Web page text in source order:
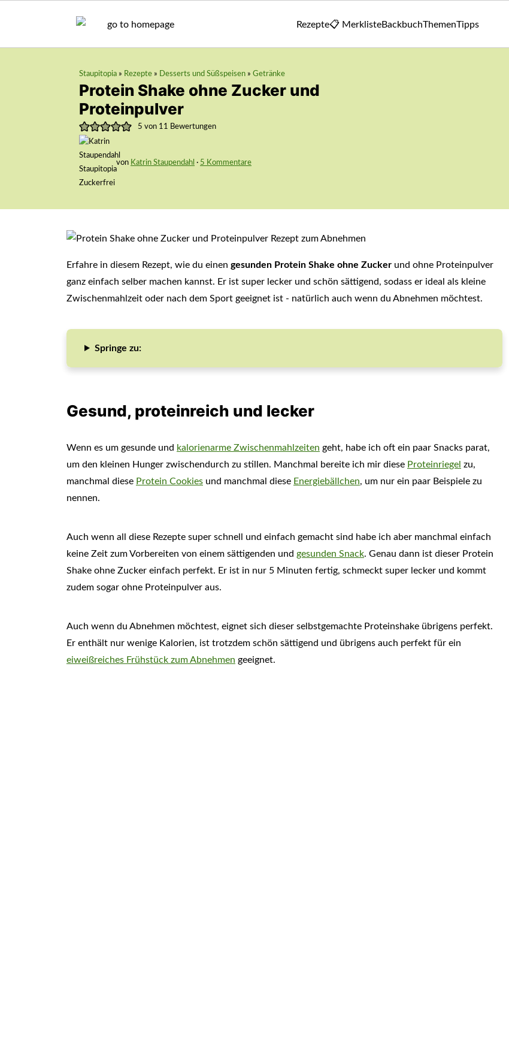
Rezepte📋 MerklisteBackbuchThemenTipps
Staupitopia » Rezepte » Desserts und Süßspeisen » Getränke
Protein Shake ohne Zucker und
Proteinpulver
5 von 11 Bewertungen
von Katrin Staupendahl · 5 Kommentare
Erfahre in diesem Rezept, wie du einen gesunden Protein Shake ohne Zucker und ohne Proteinpulver
ganz einfach selber machen kannst. Er ist super lecker und schön sättigend, sodass er ideal als kleine
Zwischenmahlzeit oder nach dem Sport geeignet ist - natürlich auch wenn du Abnehmen möchtest.
Springe zu:
Gesund, proteinreich und lecker
Wenn es um gesunde und kalorienarme Zwischenmahlzeiten geht, habe ich oft ein paar Snacks parat,
um den kleinen Hunger zwischendurch zu stillen. Manchmal bereite ich mir diese Proteinriegel zu,
manchmal diese Protein Cookies und manchmal diese Energiebällchen, um nur ein paar Beispiele zu
nennen.
Auch wenn all diese Rezepte super schnell und einfach gemacht sind habe ich aber manchmal einfach
keine Zeit zum Vorbereiten von einem sättigenden und gesunden Snack. Genau dann ist dieser Protein
Shake ohne Zucker einfach perfekt. Er ist in nur 5 Minuten fertig, schmeckt super lecker und kommt
zudem sogar ohne Proteinpulver aus.
Auch wenn du Abnehmen möchtest, eignet sich dieser selbstgemachte Proteinshake übrigens perfekt.
Er enthält nur wenige Kalorien, ist trotzdem schön sättigend und übrigens auch perfekt für ein
eiweißreiches Frühstück zum Abnehmen geeignet.